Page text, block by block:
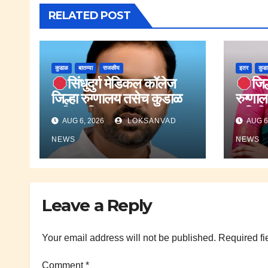
RELATED POST
कुडाळ बातम्या राजकीय
सिंधुदुर्ग मेडिकल कॉलेज
जिल्हा रुग्णालय तसेच कुडाळ
मधील महिला बाल रुग्णालय
आरोग्य यंत्रणा
व्हँटिलेटरवर.;कुणाल
किनळेकर.
AUG 6, 2026 LOKSANVAD
NEWS
इतर
AUG
NEWS
Leave a Reply
Your email address will not be published. Required
Comment*